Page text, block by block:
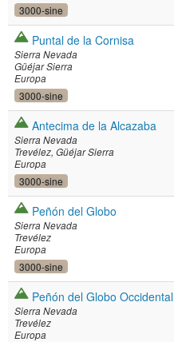
3000-sine
Puntal de la Cornisa
Sierra Nevada
Güéjar Sierra
Europa
3000-sine
Antecima de la Alcazaba
Sierra Nevada
Trevélez Güéjar Sierra
Europa
3000-sine
Peñón del Globo
Sierra Nevada
Trevélez
Europa
3000-sine
Peñón del Globo Occidental
Sierra Nevada
Trevélez
Europa